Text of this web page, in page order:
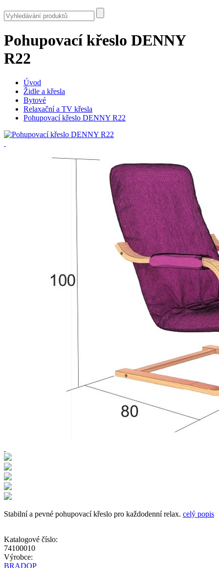
Pohupovací křeslo DENNY
R22
Úvod
Židle a křesla
Bytové
Relaxační a TV křesla
Pohupovací křeslo DENNY R22
Stabilní a pevné pohupovací křeslo pro každodenní relax. celý popis
Katalogové číslo:
74100010
Výrobce:
BRADOP